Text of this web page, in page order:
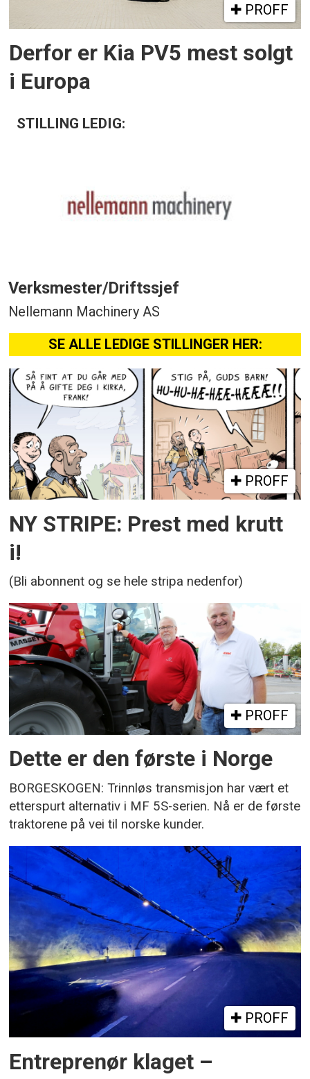
PROFF
Derfor er Kia PV5 mest solgt
i Europa
STILLING LEDIG:
Verksmester/Driftssjef
Nellemann Machinery AS
SE ALLE LEDIGE STILLINGER HER:
PROFF
NY STRIPE: Prest med krutt
i!
(Bli abonnent og se hele stripa nedenfor)
PROFF
Dette er den første i Norge
BORGESKOGEN: Trinnløs transmisjon har vært et
etterspurt alternativ i MF 5S-serien. Nå er de første
traktorene på vei til norske kunder.
PROFF
Entreprenør klaget –